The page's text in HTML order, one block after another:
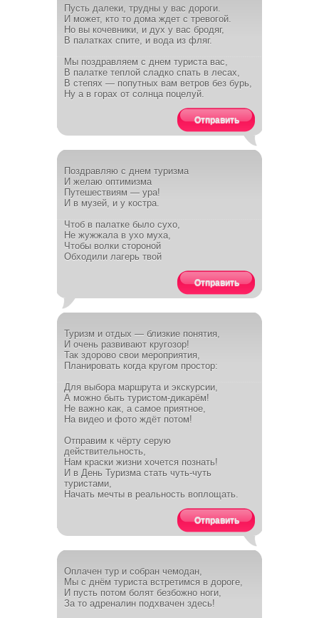
Пусть далеки, трудны у вас дороги.
И может, кто то дома ждет с тревогой.
Но вы кочевники, и дух у вас бродяг,
В палатках спите, и вода из фляг.
Мы поздравляем с днем туриста вас,
В палатке теплой сладко спать в лесах,
В степях — попутных вам ветров без бурь,
Ну а в горах от солнца поцелуй.
Отправить
Поздравляю с днем туризма
И желаю оптимизма
Путешествиям — ура!
И в музей, и у костра.
Чтоб в палатке было сухо,
Не жужжала в ухо муха,
Чтобы волки стороной
Обходили лагерь твой
Отправить
Туризм и отдых — близкие понятия,
И очень развивают кругозор!
Так здорово свои мероприятия,
Планировать когда кругом простор:
Для выбора маршрута и экскурсии,
А можно быть туристом-дикарём!
Не важно как, а самое приятное,
На видео и фото ждёт потом!
Отправим к чёрту серую
действительность,
Нам краски жизни хочется познать!
И в День Туризма стать чуть-чуть
туристами,
Начать мечты в реальность воплощать.
Отправить
Оплачен тур и собран чемодан,
Мы с днём туриста встретимся в дороге,
И пусть потом болят безбожно ноги,
За то адреналин подхвачен здесь!